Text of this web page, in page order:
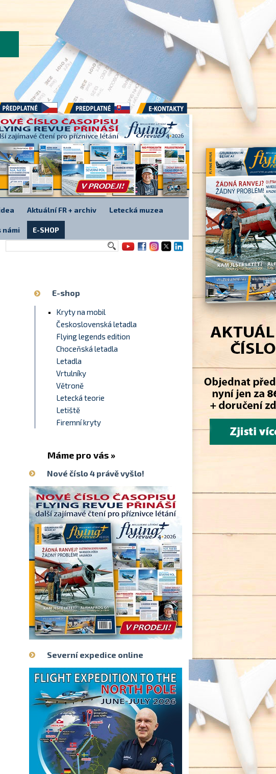
E-shop
Kryty na mobil
Československá letadla
Flying legends edition
Choceňská letadla
Letadla
Vrtulníky
Větroně
Letecká teorie
Letiště
Firemní kryty
Máme pro vás »
Nové číslo 4 právě vyšlo!
Severní expedice online
Předplatné Předplatné E-kontakty
Aktuální FR + archiv Letecká muzea
námi E-SHOP